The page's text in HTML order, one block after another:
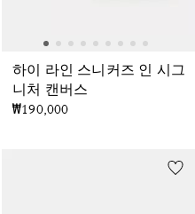
하이 라인 스니커즈 인 시그
니처 캔버스
₩190,000